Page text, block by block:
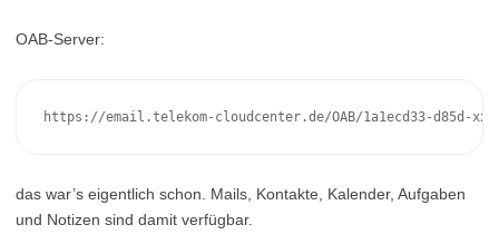
OAB-Server:
https://email.telekom-cloudcenter.de/OAB/1a1ecd33-d85d-
das war’s eigentlich schon. Mails, Kontakte, Kalender, Aufgaben
und Notizen sind damit verfügbar.